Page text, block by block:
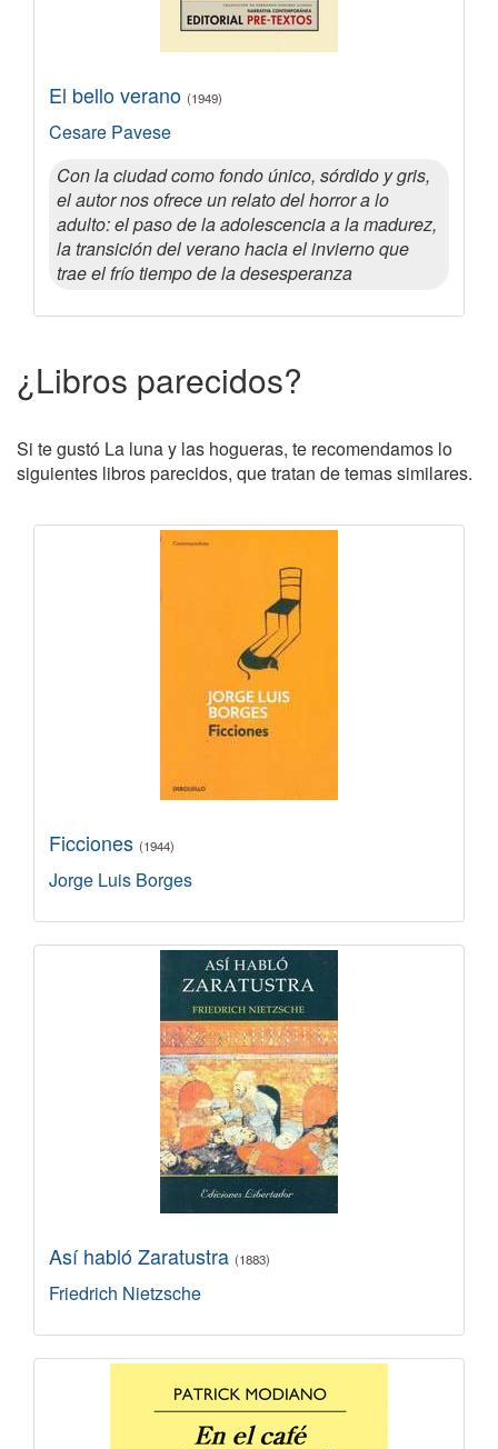
El bello verano (1949)
Cesare Pavese
Con la ciudad como fondo único, sórdido y gris,
el autor nos ofrece un relato del horror a lo
adulto: el paso de la adolescencia a la madurez,
la transición del verano hacia el invierno que
trae el frío tiempo de la desesperanza
¿Libros parecidos?
Si te gustó La luna y las hogueras, te recomendamos lo
siguientes libros parecidos, que tratan de temas similares.
Ficciones (1944)
Jorge Luis Borges
Así habló Zaratustra (1883)
Friedrich Nietzsche